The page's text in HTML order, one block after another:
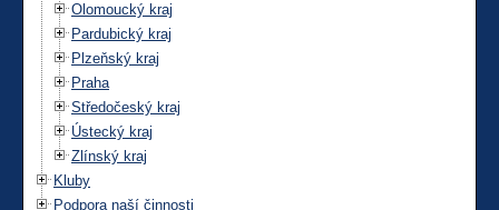
Olomoucký kraj
Pardubický kraj
Plzeňský kraj
Praha
Středočeský kraj
Ústecký kraj
Zlínský kraj
Kluby
Podpora naší činnosti